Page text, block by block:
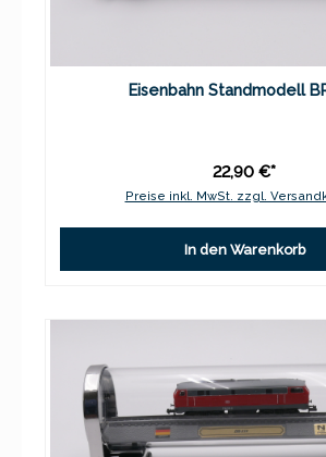
Eisenbahn Standmodell
22,90 €*
Preise inkl. MwSt. zzgl.
In den Warenkorb